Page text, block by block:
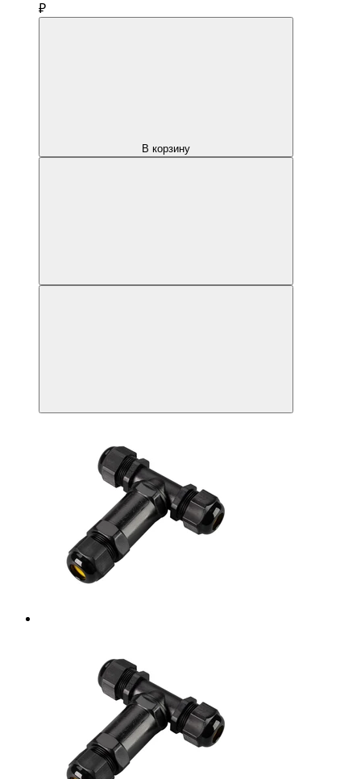
₽
В корзину